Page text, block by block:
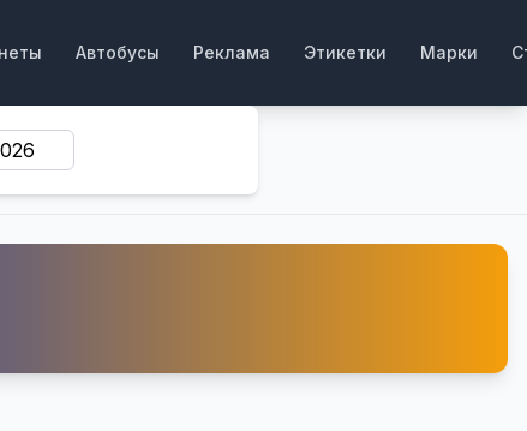
Автобусы Реклама Этикетки Марки